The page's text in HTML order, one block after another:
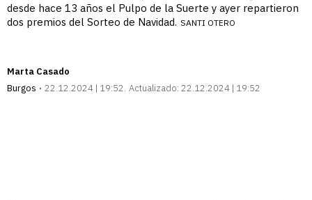
desde hace 13 años el Pulpo de la Suerte y ayer repartieron
dos premios del Sorteo de Navidad. SANTI OTERO
Marta Casado
Burgos
22.12.2024 | 19:52 Actualizado: 22.12.2024 | 19:52